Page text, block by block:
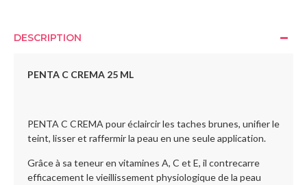
DESCRIPTION
PENTA C CREMA 25 ML
PENTA C CREMA pour éclaircir les taches brunes, unifier le
teint, lisser et raffermir la peau en une seule application.
Grâce à sa teneur en vitamines A, C et E, il contrecarre
efficacement le vieillissement physiologique de la peau